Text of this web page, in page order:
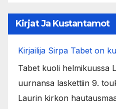
Kirjat Ja Kustantamot
Kirjailija Sirpa Tabet on
Tabet kuoli helmikuussa
uurnansa laskettiin 9.
Laurin kirkon